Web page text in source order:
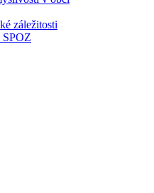
záležitosti
SPOZ